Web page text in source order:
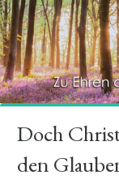
“
Doch
den